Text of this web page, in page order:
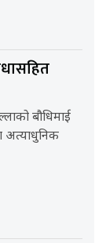
बौधिमाई
अत्याधुनिक